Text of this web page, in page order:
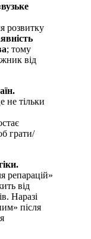
розвитку
; тому
від
не тільки
грати/
репарацій»
від
Наразі
після